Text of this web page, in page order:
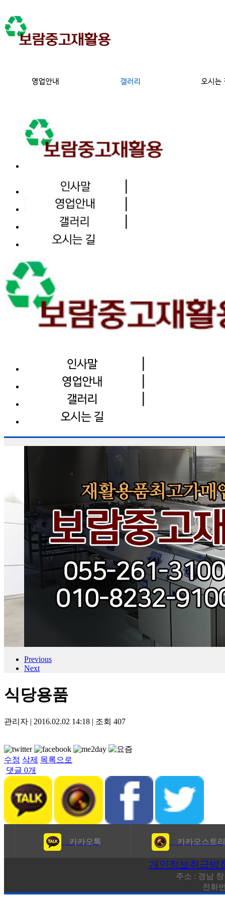
Previous
Next
식당용품
관리자 | 2016.02.02 14:18 | 조회 407
수정 삭제 목록으로
댓글 0개
카카오톡 카카오스토리
개인정보취급방
주소 : 경남
전화